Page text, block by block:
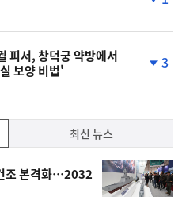
피서, 창덕궁 약방에서
보양 비법'
락
3
최신 뉴스
조 본격화…2032